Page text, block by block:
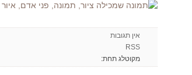
אין תגובות
RSS
מקוטלג תחת: